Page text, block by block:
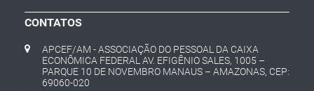
CONTATOS
APCEF/AM - ASSOCIAÇÃO DO PESSOAL DA CAIXA
ECONÔMICA FEDERAL AV. EFIGÊNIO SALES, 1005 –
PARQUE 10 DE NOVEMBRO MANAUS – AMAZONAS, CEP:
69060-020